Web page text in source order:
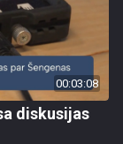
00:03:08
diskusijas